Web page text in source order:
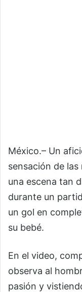
México.– Un
sensación de
una escena tan
durante un
un gol en
su bebé.
En el video,
observa al
pasión y